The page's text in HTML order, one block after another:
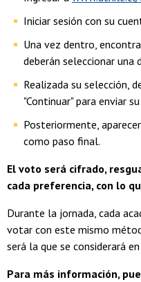
Iniciar sesión con su
Una vez dentro,
deberán seleccionar una
Realizada su selección,
"Continuar" para enviar
Posteriormente,
como paso final.
El voto será cifrado,
cada preferencia, con lo
Durante la jornada, cada
votar con este mismo
será la que se considerará
Para más información,